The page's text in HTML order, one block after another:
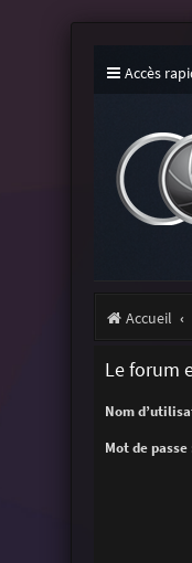
Accès
Accueil
Le forum
Nom
Mot de passe